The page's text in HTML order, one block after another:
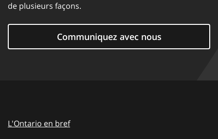
de plusieurs façons.
Communiquez avec nous
L'Ontario en bref